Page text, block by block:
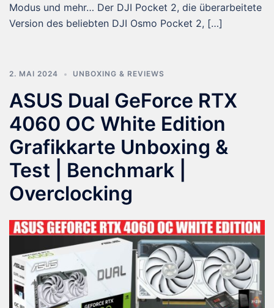
Modus und mehr… Der DJI Pocket 2, die überarbeitete
Version des beliebten DJI Osmo Pocket 2, […]
2. MAI 2024 UNBOXING & REVIEWS
ASUS Dual GeForce RTX
4060 OC White Edition
Grafikkarte Unboxing &
Test | Benchmark |
Overclocking